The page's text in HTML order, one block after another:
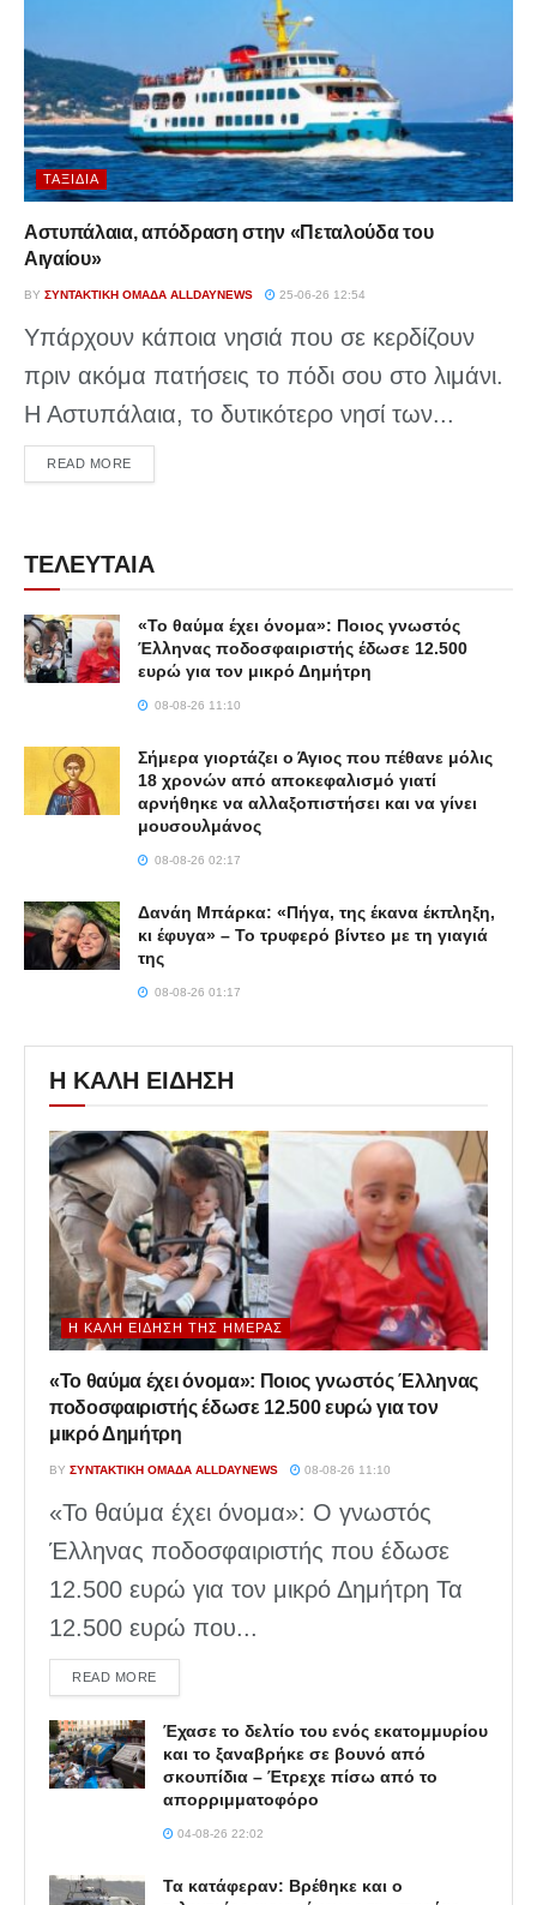
ΤΑΞΊΔΙΑ
Αστυπάλαια, απόδραση στην «Πεταλούδα του
Αιγαίου»
BY ΣΥΝΤΑΚΤΙΚΉ ΟΜΆΔΑ ALLDAYNEWS 25-06-26 12:54
Υπάρχουν κάποια νησιά που σε κερδίζουν
πριν ακόμα πατήσεις το πόδι σου στο λιμάνι.
Η Αστυπάλαια, το δυτικότερο νησί των...
READ MOREDETAILS
ΤΕΛΕΥΤΑΙΑ
«Το θαύμα έχει όνομα»: Ποιος γνωστός
Έλληνας ποδοσφαιριστής έδωσε 12.500
ευρώ για τον μικρό Δημήτρη
08-08-26 11:10
Σήμερα γιορτάζει ο Άγιος που πέθανε μόλις
18 χρονών από αποκεφαλισμό γιατί
αρνήθηκε να αλλαξοπιστήσει και να γίνει
μουσουλμάνος
08-08-26 02:17
Δανάη Μπάρκα: «Πήγα, της έκανα έκπληξη,
κι έφυγα» – Το τρυφερό βίντεο με τη γιαγιά
της
08-08-26 01:17
Η ΚΑΛΗ ΕΙΔΗΣΗ
Η ΚΑΛΉ ΕΊΔΗΣΗ ΤΗΣ ΗΜΈΡΑΣ
«Το θαύμα έχει όνομα»: Ποιος γνωστός Έλληνας
ποδοσφαιριστής έδωσε 12.500 ευρώ για τον
μικρό Δημήτρη
BY ΣΥΝΤΑΚΤΙΚΉ ΟΜΆΔΑ ALLDAYNEWS 08-08-26 11:10
«Το θαύμα έχει όνομα»: Ο γνωστός
Έλληνας ποδοσφαιριστής που έδωσε
12.500 ευρώ για τον μικρό Δημήτρη Τα
12.500 ευρώ που...
READ MOREDETAILS
Έχασε το δελτίο του ενός εκατομμυρίου
και το ξαναβρήκε σε βουνό από
σκουπίδια – Έτρεχε πίσω από το
απορριμματοφόρο
04-08-26 22:02
Τα κατάφεραν: Βρέθηκε και ο